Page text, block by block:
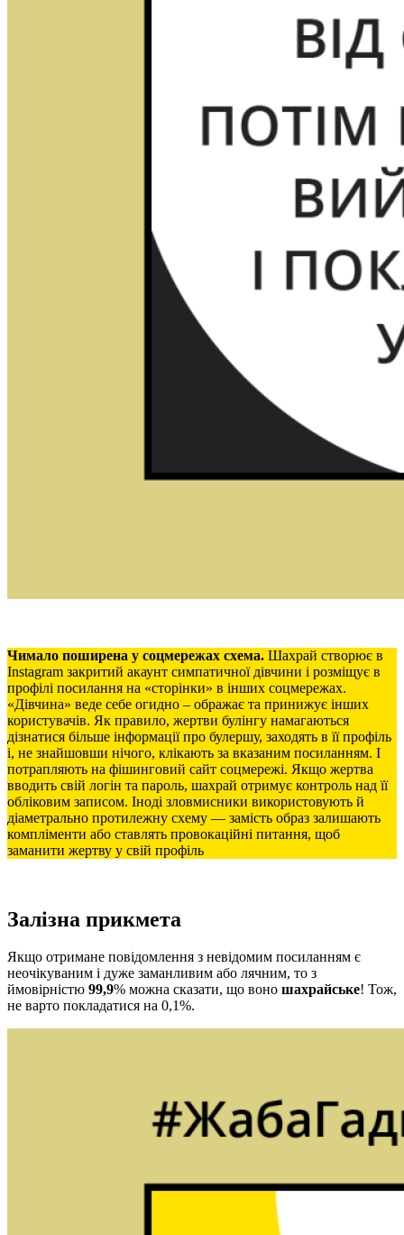
Чимало поширена у соцмережах схема. Шахрай створює в
Instagram закритий акаунт симпатичної дівчини і розміщує в
профілі посилання на «сторінки» в інших соцмережах.
«Дівчина» веде себе огидно – ображає та принижує інших
користувачів. Як правило, жертви булінгу намагаються
дізнатися більше інформації про булершу, заходять в її профіль
і, не знайшовши нічого, клікають за вказаним посиланням. І
потрапляють на фішинговий сайт соцмережі. Якщо жертва
вводить свій логін та пароль, шахрай отримує контроль над її
обліковим записом. Іноді зловмисники використовують й
діаметрально протилежну схему — замість образ залишають
компліменти або ставлять провокаційні питання, щоб
заманити жертву у свій профіль
Залізна прикмета
Якщо отримане повідомлення з невідомим посиланням є
неочікуваним і дуже заманливим або лячним, то з
ймовірністю 99,9% можна сказати, що воно шахрайське! Тож,
не варто покладатися на 0,1%.